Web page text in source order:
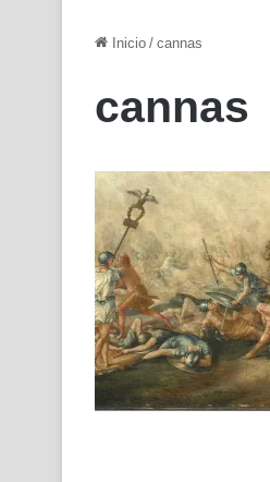
Inicio / cannas
cannas